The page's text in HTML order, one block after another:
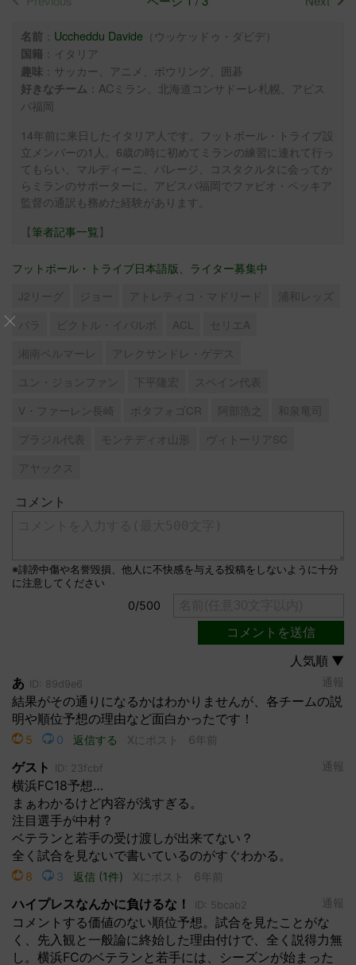
名前 ： Uccheddu Davide （ウッケッドゥ・ダビデ）
国籍 ：イタリア
趣味 ：サッカー、アニメ、ボウリング、囲碁
好きなチーム ：ACミラン、北海道コンサドーレ札幌、アビス
パ福岡
14年前に来日したイタリア人です。フットボール・トライブ設
立メンバーの1人。6歳の時に初めてミランの練習に連れて行っ
てもらい、マルディーニ、バレージ、コスタクルタに会ってか
らミランのサポーターに。アビスパ福岡でファビオ・ペッキア
監督の通訳も務めた経験があります。
【筆者記事一覧】
フットボール・トライブ日本語版、ライター募集中
J2リーグ ジョー アトレティコ・マドリード
浦和レッズ
パラ
ビクトル・イバルボ ACL
セリエA
湘南ベルマーレ
アレクサンドレ・ゲデス
ユン・ジョンファン
下平隆宏
スペイン代表
V・ファーレン長崎
ボタフォゴCR 阿部浩之
和泉竜司
ブラジル代表
モンテディオ山形
ヴィトーリアSC
アヤックス